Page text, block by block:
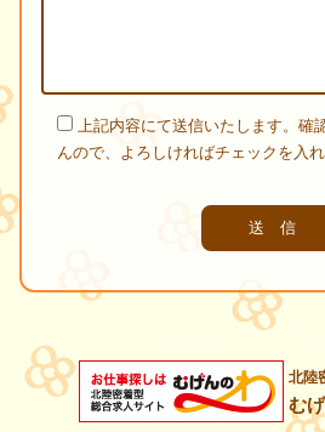
上記内容にて送信いたします。確
んので、よろしければチェックを入れ
北陸
む